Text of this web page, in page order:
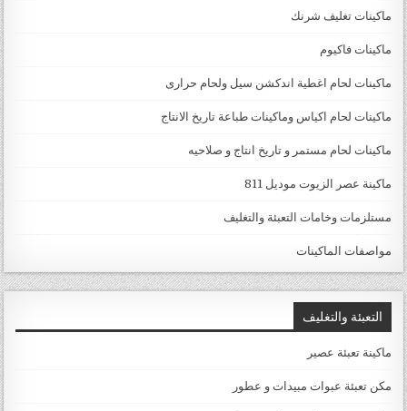
ماكينات تغليف شرنك
ماكينات فاكيوم
ماكينات لحام اغطية اندكشن سيل ولحام حرارى
ماكينات لحام اكياس وماكينات طباعة تاريخ الانتاج
ماكينات لحام مستمر و تاريخ انتاج و صلاحيه
ماكينة عصر الزيوت موديل 811
مستلزمات وخامات التعبئة والتغليف
مواصفات الماكينات
التعبئة والتغليف
ماكينة تعبئة عصير
مكن تعبئة عبوات مبيدات و عطور